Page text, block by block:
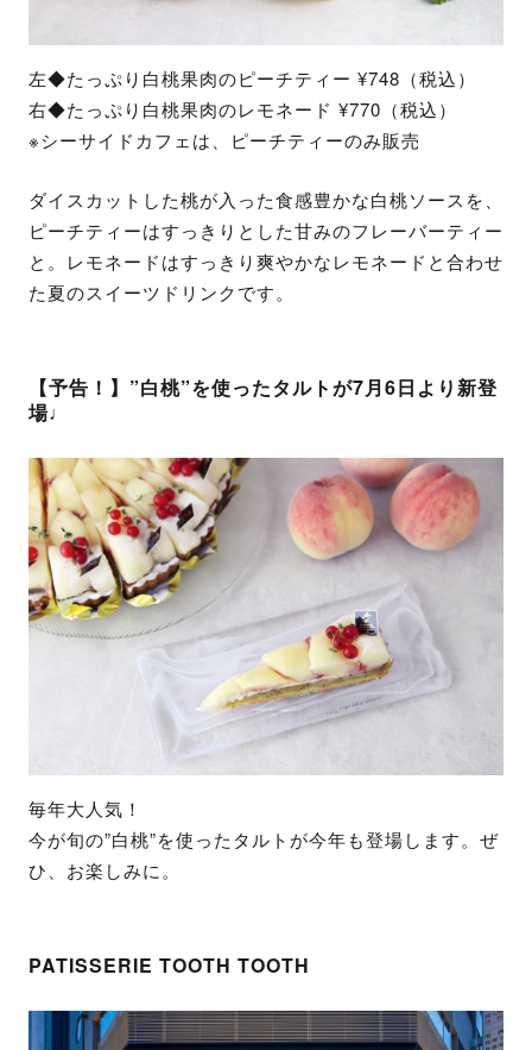
左◆たっぷり白桃果肉のピーチティー ¥748（税込）
右◆たっぷり白桃果肉のレモネード ¥770（税込）
※シーサイドカフェは、ピーチティーのみ販売
ダイスカットした桃が入った食感豊かな白桃ソースを、
ピーチティーはすっきりとした甘みのフレーバーティー
と。レモネードはすっきり爽やかなレモネードと合わせ
た夏のスイーツドリンクです。
【予告！】”白桃”を使ったタルトが7月6日より新登
場♩
毎年大人気！
今が旬の”白桃”を使ったタルトが今年も登場します。ぜ
ひ、お楽しみに。
PATISSERIE TOOTH TOOTH